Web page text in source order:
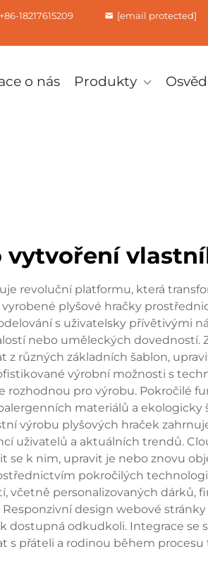
+86-18217615209 [email protected]
o nás Produkty
revoluční platformu, která
plyšové hračky
s uživatelsky přívětivými
nebo uměleckých dovedností.
různých základních šablon,
výrobní možnosti s
rozhodnou pro výrobu. Pokročilé
materiálů a
výrobu plyšových hraček
uživatelů a aktuálních trendů.
se k nim, upravit je nebo znovu
pokročilých
včetně personalizovaných dárků,
design webové
dostupná odkudkoli. Integrace
s přáteli a rodinou během procesu